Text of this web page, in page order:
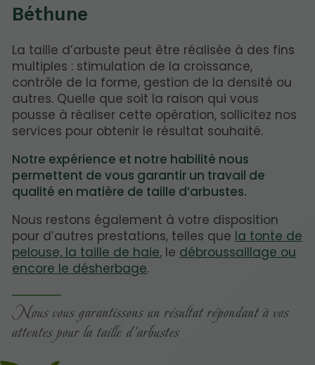
Béthune
La taille d’arbuste peut être réalisée à des fins
multiples : stimulation de la croissance,
contrôle de la forme, gestion de la densité ou
autres. Quelle que soit la raison qui vous
pousse à réaliser cette opération, sollicitez nos
services pour obtenir le résultat souhaité.
Notre expérience et notre habilité nous
permettent de vous garantir un travail de
qualité en matière de taille d’arbustes.
Nous restons également à votre disposition
pour d’autres prestations, telles que la tonte de
pelouse, la taille de haie, le débroussaillage ou
encore le désherbage.
Nous vous garantissons un résultat répondant à vos
attentes pour la taille d’arbustes